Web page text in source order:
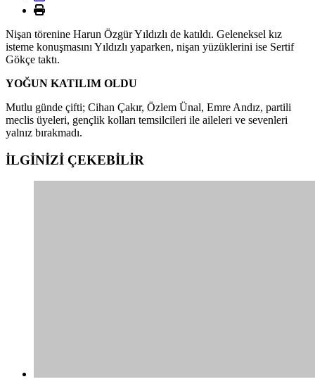
Nişan törenine Harun Özgür Yıldızlı de katıldı. Geleneksel kız
isteme konuşmasını Yıldızlı yaparken, nişan yüzüklerini ise Sertif
Gökçe taktı.
YOĞUN KATILIM OLDU
Mutlu günde çifti; Cihan Çakır, Özlem Ünal, Emre Andız, partili
meclis üyeleri, gençlik kolları temsilcileri ile aileleri ve sevenleri
yalnız bırakmadı.
İLGİNİZİ ÇEKEBİLİR